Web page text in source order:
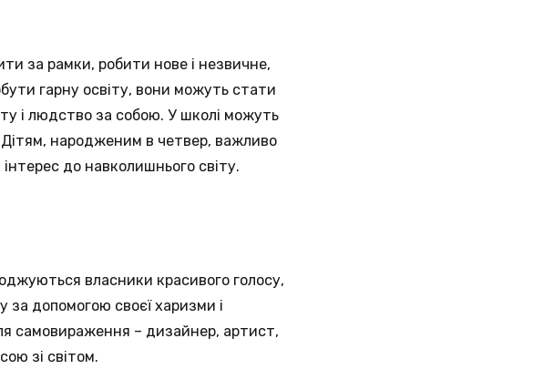
за рамки, робити нове і незвичне,
гарну освіту, вони можуть стати
і людство за собою. У школі можуть
Дітям, народженим в четвер, важливо
до навколишнього світу.
власники красивого голосу,
за допомогою своєї харизми і
самовираження – дизайнер, артист,
зі світом.